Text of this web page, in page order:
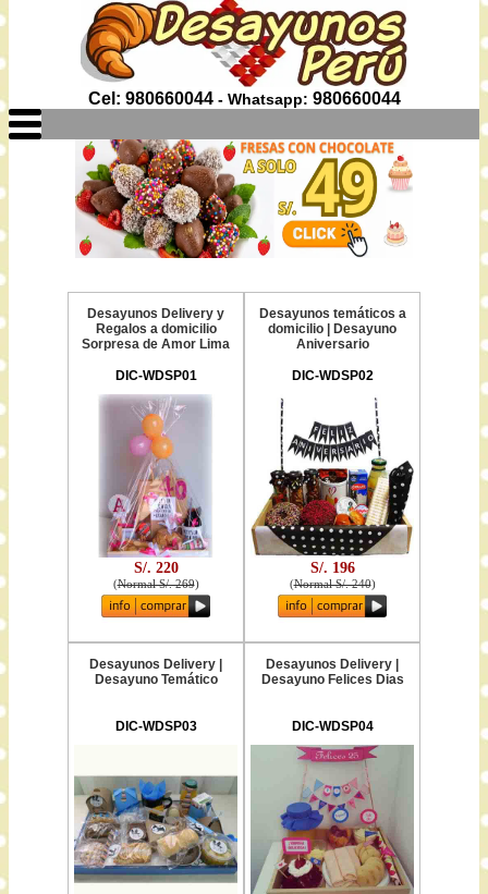
Cel: 980660044- Whatsapp: 980660044
Desayunos Delivery y
Regalos a domicilio
Sorpresa de Amor Lima
DIC-WDSP01
S/. 220
(Normal S/. 269)
Desayunos temáticos a
domicilio | Desayuno
Aniversario
DIC-WDSP02
S/. 196
(Normal S/. 240)
Desayunos Delivery |
Desayuno Temático
DIC-WDSP03
Desayunos Delivery |
Desayuno Felices Dias
DIC-WDSP04